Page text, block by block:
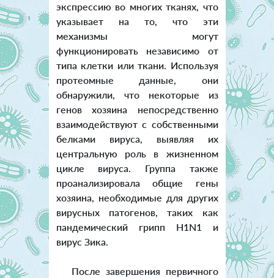
экспрессию во многих тканях, что
указывает на то, что эти
механизмы могут
функционировать независимо от
типа клетки или ткани. Используя
протеомные данные, они
обнаружили, что некоторые из
генов хозяина непосредственно
взаимодействуют с собственными
белками вируса, выявляя их
центральную роль в жизненном
цикле вируса. Группа также
проанализировала общие гены
хозяина, необходимые для других
вирусных патогенов, таких как
пандемический грипп H1N1 и
вирус Зика.
После завершения первичного